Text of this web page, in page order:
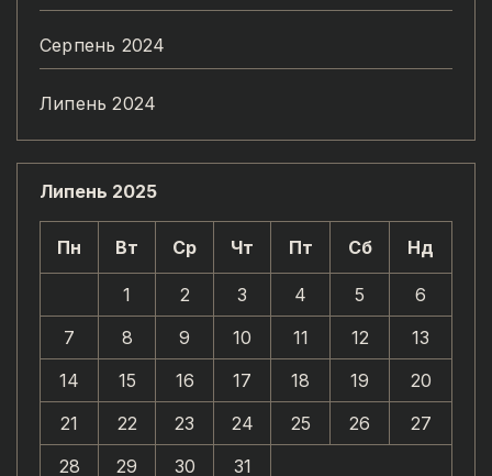
Серпень 2024
Липень 2024
Липень 2025
Пн Вт Ср Чт Пт Сб Нд
1 2 3 4 5
6
7
8 9 10 11 12
13
14
15 16 17 18 19
20
21
22 23 24 25 26
27
28
29 30 31